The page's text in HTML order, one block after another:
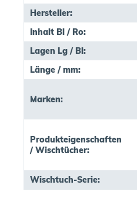
Hersteller:
Inhalt Bl / Ro:
Lagen Lg / Bl:
Länge / mm:
Marken:
Produkteigenschaften
/ Wischtücher:
Wischtuch-Serie: